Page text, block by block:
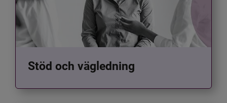
Stöd och vägledning